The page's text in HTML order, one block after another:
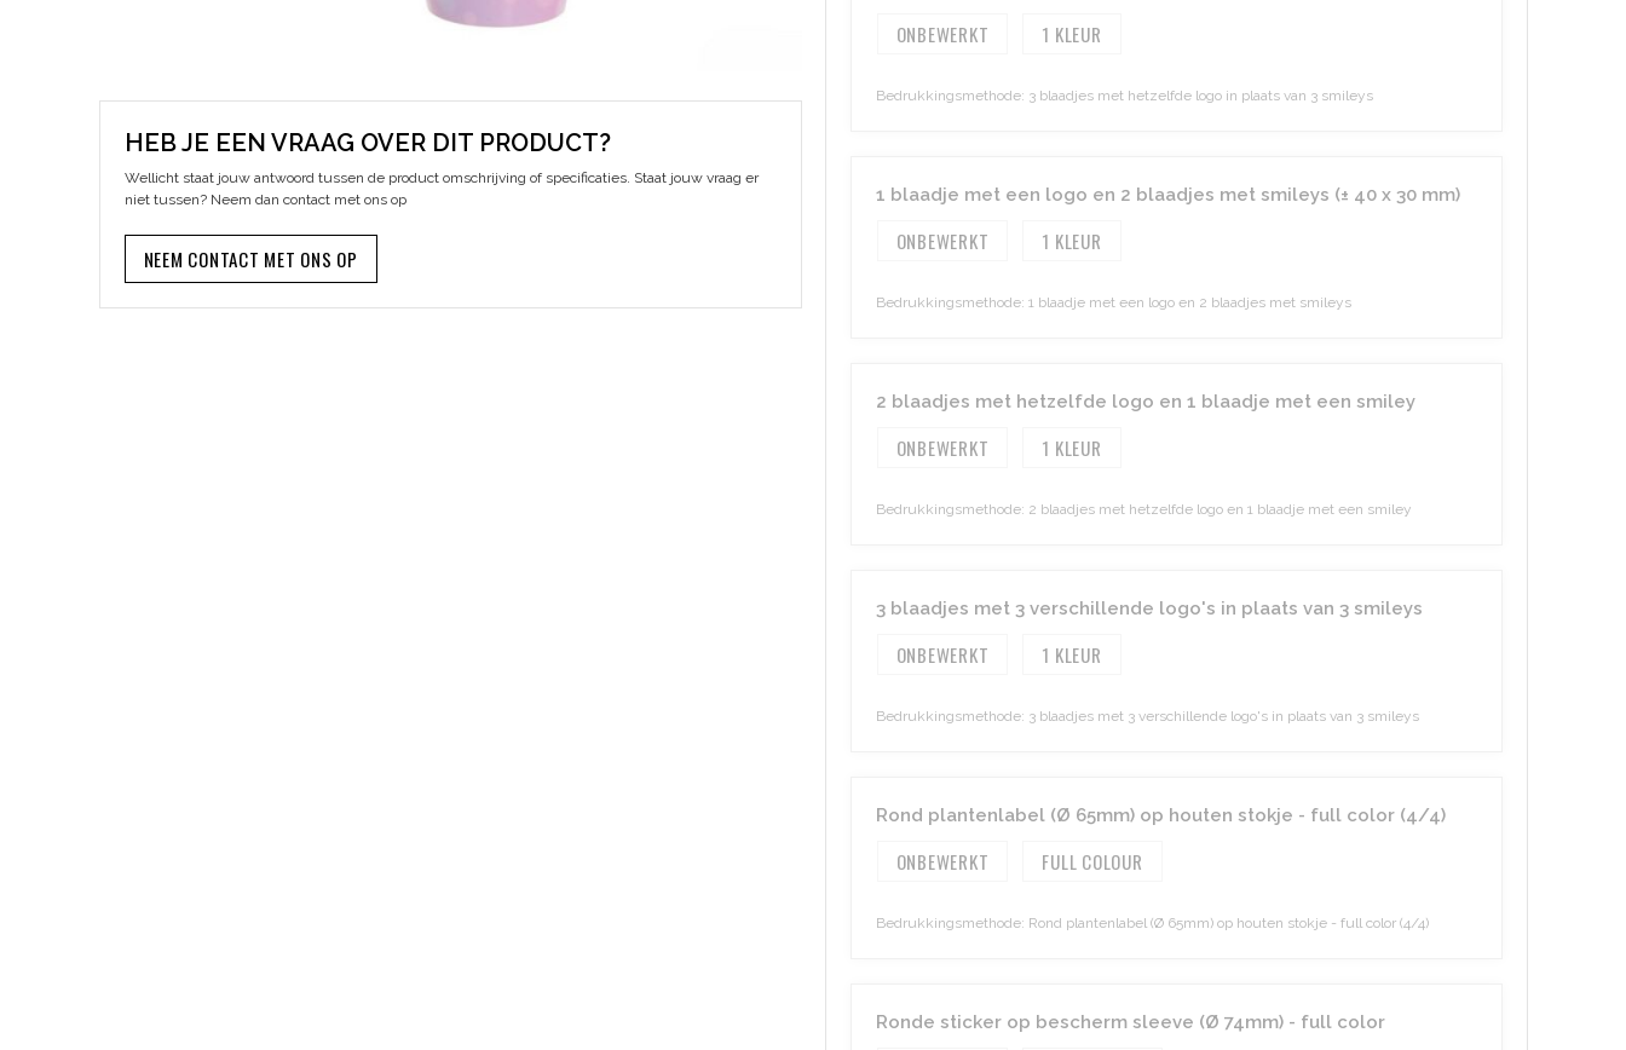
HEB JE EEN VRAAG OVER DIT PRODUCT?
Wellicht staat jouw antwoord tussen de product omschrijving of specificaties. Staat jouw vraag er
niet tussen? Neem dan contact met ons op
NEEM CONTACT MET ONS OP
ONBEWERKT 1
Bedrukkingsmethode: 3 blaadjes met hetzelfde logo in plaats van 3 smileys
1 blaadje met een logo en 2 blaadjes met smileys (± 40 x 30 mm)
ONBEWERKT 1
Bedrukkingsmethode: 1 blaadje met een logo en 2 blaadjes met smileys
2 blaadjes met hetzelfde logo en 1 blaadje met een smiley
ONBEWERKT 1
Bedrukkingsmethode: 2 blaadjes met hetzelfde logo en 1 blaadje met een smiley
3 blaadjes met 3 verschillende logo's in plaats van 3 smileys
ONBEWERKT 1
Bedrukkingsmethode: 3 blaadjes met 3 verschillende logo's in plaats van 3 smileys
Rond plantenlabel (Ø 65mm) op houten stokje - full color (4/4)
ONBEWERKT FULL COLOUR
Bedrukkingsmethode: Rond plantenlabel (Ø 65mm) op houten stokje - full color (4/4)
Ronde sticker op bescherm sleeve (Ø 74mm) - full color